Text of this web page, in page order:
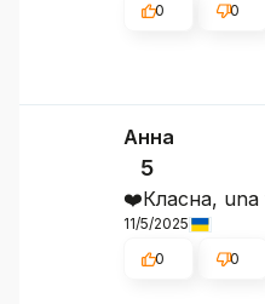
0
0
Анна
5
❤️Класна, una
11/5/2025
0
0